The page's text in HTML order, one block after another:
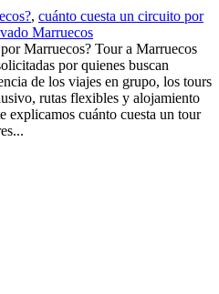
, cuánto cuesta un circuito por
Marruecos
Marruecos? Tour a Marruecos
por quienes buscan
de los viajes en grupo, los tours
rutas flexibles y alojamiento
explicamos cuánto cuesta un tour